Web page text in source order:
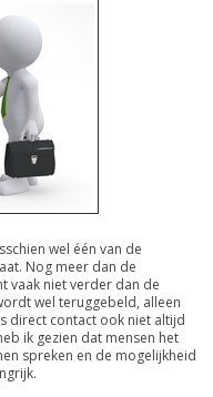
wel één van de
Nog meer dan de
vaak niet verder dan de
wel teruggebeld, alleen
direct contact ook niet altijd
ik gezien dat mensen het
spreken en de mogelijkheid